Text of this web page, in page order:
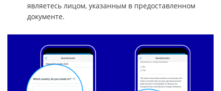
являетесь лицом, указанным в предоставленном
документе.